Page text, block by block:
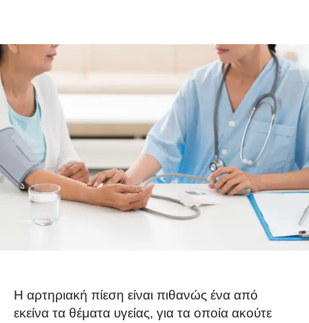
Η αρτηριακή πίεση είναι πιθανώς ένα από
εκείνα τα θέματα υγείας, για τα οποία ακούτε